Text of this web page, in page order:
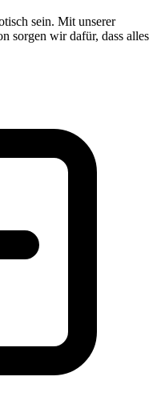
sein. Mit unserer
sorgen wir dafür, dass alles